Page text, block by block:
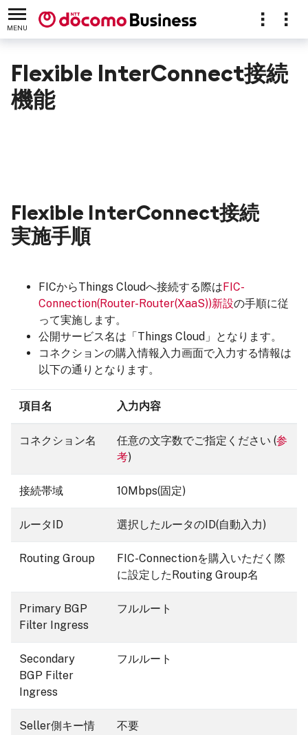
MENU
Flexible InterConnect接続
機能
Flexible InterConnect接続
実施手順
FICからThings Cloudへ接続する際は FIC-
Connection(Router-Router(XaaS))新設の手順に従
って実施します。
公開サービス名は「Things Cloud」となります。
コネクションの購入情報入力画面で入力する情報は
以下の通りとなります。
項目名 入力内容
コネクション名 任意の文字数でご指定ください (参
考)
接続帯域 10Mbps(固定)
ルータID 選択したルータのID(自動入力)
Routing Group
FIC-Connectionを購入いただく際
に設定したRouting Group名
Primary BGP
Filter Ingress
フルルート
Secondary
BGP Filter
Ingress
フルルート
Seller側キー情
不要